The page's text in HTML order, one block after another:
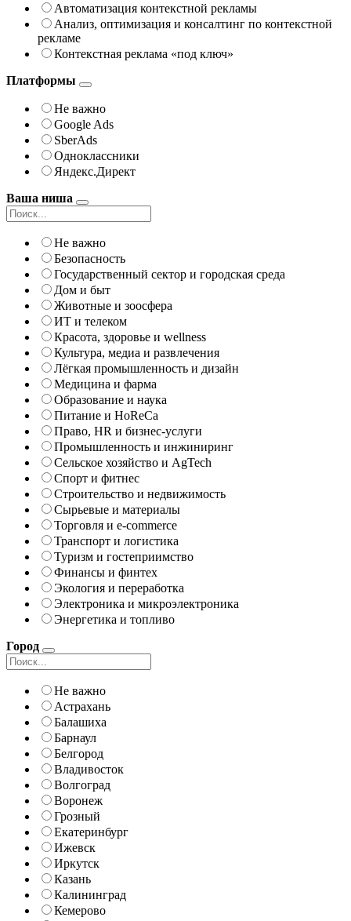
Автоматизация контекстной рекламы
Анализ, оптимизация и консалтинг по контекстной
рекламе
Контекстная реклама «под ключ»
Платформы
Не важно
Google Ads
SberAds
Одноклассники
Яндекс.Директ
Ваша ниша
Не важно
Безопасность
Государственный сектор и городская среда
Дом и быт
Животные и зоосфера
ИТ и телеком
Красота, здоровье и wellness
Культура, медиа и развлечения
Лёгкая промышленность и дизайн
Медицина и фарма
Образование и наука
Питание и HoReCa
Право, HR и бизнес-услуги
Промышленность и инжиниринг
Сельское хозяйство и AgTech
Спорт и фитнес
Строительство и недвижимость
Сырьевые и материалы
Торговля и e-commerce
Транспорт и логистика
Туризм и гостеприимство
Финансы и финтех
Экология и переработка
Электроника и микроэлектроника
Энергетика и топливо
Город
Не важно
Астрахань
Балашиха
Барнаул
Белгород
Владивосток
Волгоград
Воронеж
Грозный
Екатеринбург
Ижевск
Иркутск
Казань
Калининград
Кемерово